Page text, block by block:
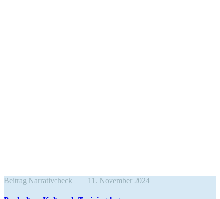
Beitrag Narrativcheck 11. November 2024